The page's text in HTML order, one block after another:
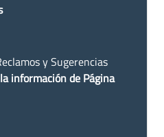
y Sugerencias
información de Página